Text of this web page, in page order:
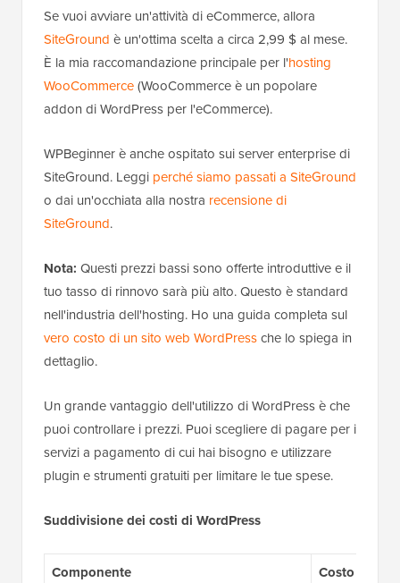
Se vuoi avviare un'attività di eCommerce, allora
SiteGround è un'ottima scelta a circa 2,99 $ al mese.
È la mia raccomandazione principale per l'hosting
WooCommerce(WooCommerce è un popolare
addon di WordPress per l'eCommerce).
WPBeginner è anche ospitato sui server enterprise di
SiteGround. Leggi perché siamo passati a SiteGround
o dai un'occhiata alla nostra recensione di
SiteGround.
Nota: Questi prezzi bassi sono offerte introduttive e il
tuo tasso di rinnovo sarà più alto. Questo è standard
nell'industria dell'hosting. Ho una guida completa sul
vero costo di un sito web WordPressche lo spiega in
dettaglio.
Un grande vantaggio dell'utilizzo di WordPress è che
puoi controllare i prezzi. Puoi scegliere di pagare per i
servizi a pagamento di cui hai bisogno e utilizzare
plugin e strumenti gratuiti per limitare le tue spese.
Suddivisione dei costi di WordPress
Componente
Costo /